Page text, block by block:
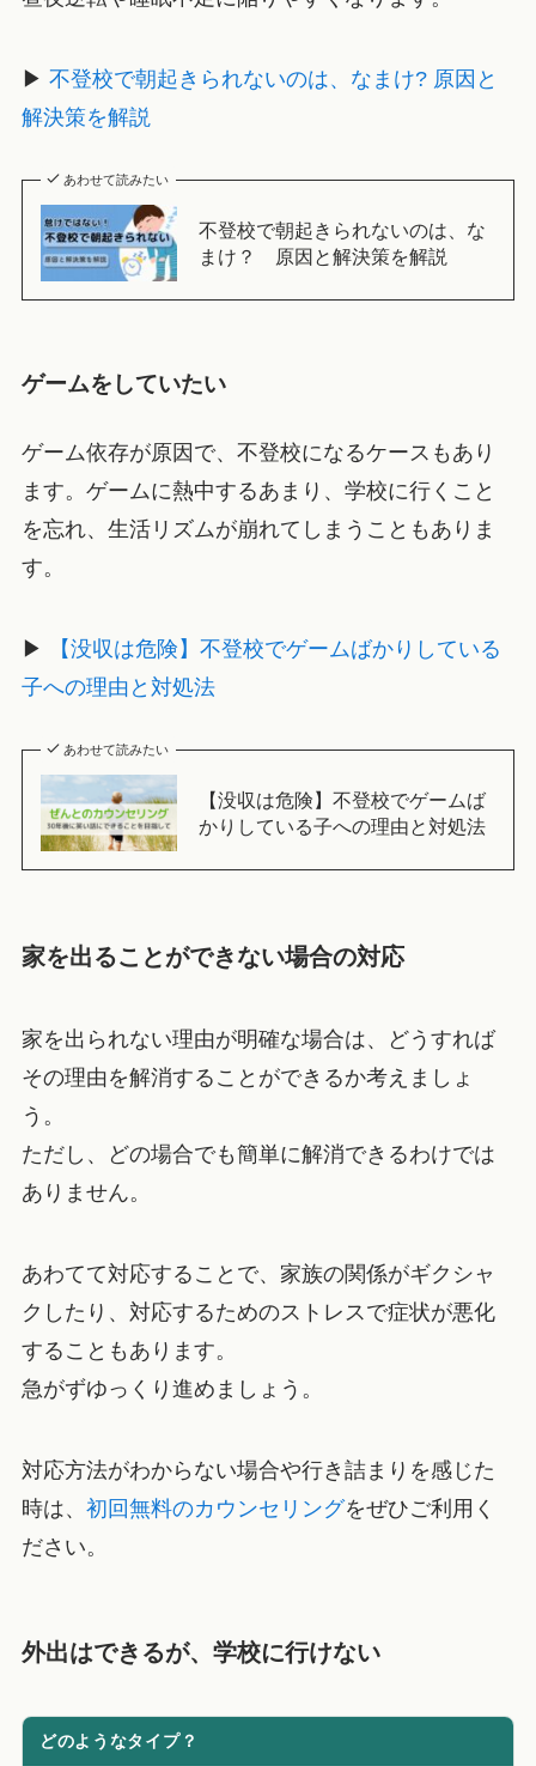
▶ 不登校で朝起きられないのは、なまけ? 原因と
解決策を解説
あわせて読みたい
不登校で朝起きられないのは、な
まけ？ 原因と解決策を解説
ゲームをしていたい
ゲーム依存が原因で、不登校になるケースもあり
ます。ゲームに熱中するあまり、学校に行くこと
を忘れ、生活リズムが崩れてしまうこともありま
す。
▶
【没収は危険】不登校でゲームばかりしている
子への理由と対処法
あわせて読みたい
【没収は危険】不登校でゲームば
かりしている子への理由と対処法
家を出ることができない場合の対応
家を出られない理由が明確な場合は、どうすれば
その理由を解消することができるか考えましょ
う。
ただし、どの場合でも簡単に解消できるわけでは
ありません。
あわてて対応することで、家族の関係がギクシャ
クしたり、対応するためのストレスで症状が悪化
することもあります。
急がずゆっくり進めましょう。
対応方法がわからない場合や行き詰まりを感じた
時は、 初回無料のカウンセリングをぜひご利用く
ださい。
外出はできるが、 学校に行けない
どのようなタイプ？